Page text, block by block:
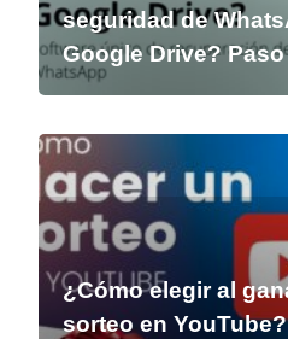
seguridad de
Google Drive?
¿Cómo elegir al
sorteo en